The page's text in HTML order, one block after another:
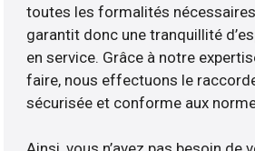
toutes les formalités
garantit donc une tranquillité
en service. Grâce à notre
faire, nous effectuons le
sécurisée et conforme aux